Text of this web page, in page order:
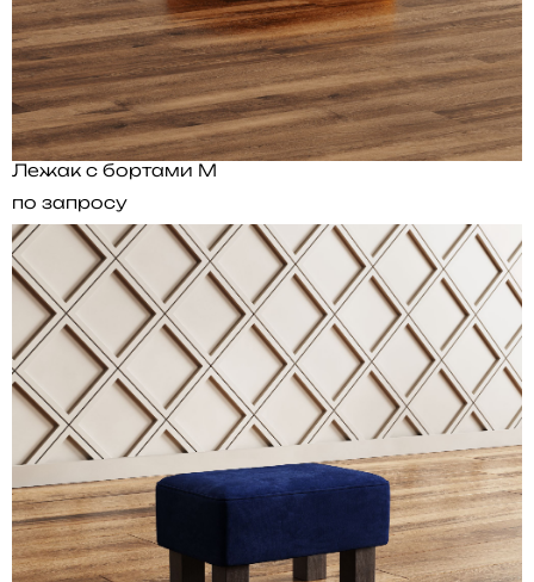
Лежак с бортами M
по запросу